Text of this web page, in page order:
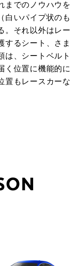
までのノウハウを
白いパイプ状のも
。それ以外はレー
するシート、さま
は、シートベルト
く位置に機能的に
置もレースカーな